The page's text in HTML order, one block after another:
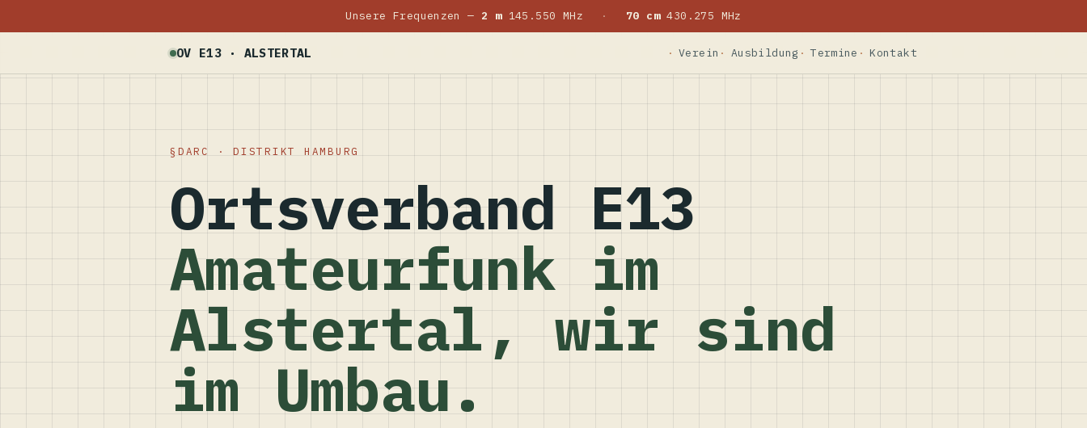
Unsere Frequenzen — 2 m145.550 MHz · 70 cm430.275 MHz
OV E13 · ALSTERTAL Verein Ausbildung Termine Kontakt
DARC · DISTRIKT HAMBURG
Ortsverband E13
Amateurfunk im
Alstertal, wir sind
im Umbau.